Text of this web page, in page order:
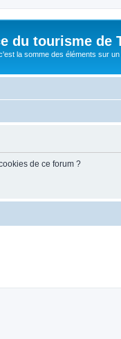
du tourisme de
la somme des éléments sur
de ce forum ?